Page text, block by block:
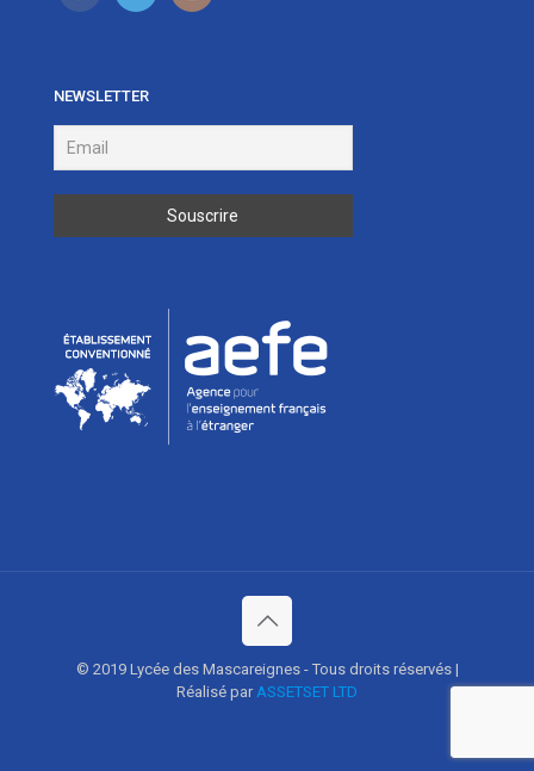
NEWSLETTER
© 2019 Lycée des Mascareignes - Tous droits réservés |
Réalisé parASSETSET LTD